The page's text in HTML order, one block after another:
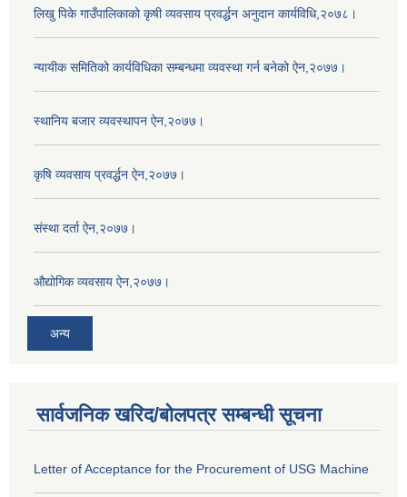
लिखु पिके गाउँपालिकाको कृषी व्यवसाय प्रवर्द्धन अनुदान कार्यविधि,२०७८।
न्यायीक समितिको कार्यविधिका सम्बन्धमा व्यवस्था गर्न बनेको ऐन,२०७७।
स्थानिय बजार व्यवस्थापन ऐन,२०७७।
कृषि व्यवसाय प्रवर्द्धन ऐन,२०७७।
संस्था दर्ता ऐन,२०७७।
औद्योगिक व्यवसाय ऐन,२०७७।
अन्य
सार्वजनिक खरिद/बोलपत्र सम्बन्धी सूचना
Letter of Acceptance for the Procurement of USG Machine